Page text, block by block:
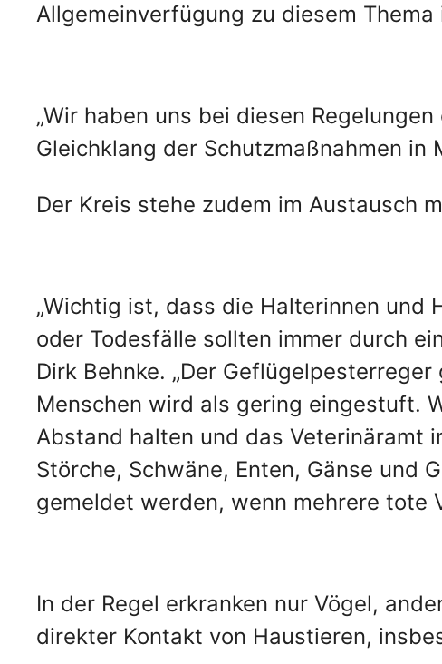
Allgemeinverfügung zu diesem
„Wir haben uns bei diesen
Gleichklang der Schutzmaßnahmen in
Der Kreis stehe zudem im Austausch
„Wichtig ist, dass die Halterinnen und
oder Todesfälle sollten immer durch
Dirk Behnke. „Der
Menschen wird als gering eingestuft.
Abstand halten und das Veterinäramt
Störche, Schwäne, Enten, Gänse und
gemeldet werden, wenn mehrere tote
In der Regel erkranken nur Vögel,
direkter Kontakt von Haustieren,